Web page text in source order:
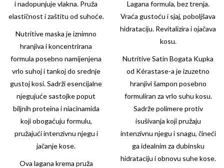
i nadopunjuje vlakna. Pruža
elastičnost i zaštitu od suhoće.
Nutritive maska je iznimno
hranjiva i koncentrirana
formula posebno namijenjena
vrlo suhoj i tankoj do srednje
gustoj kosi. Sadrži esencijalne
njegujuće sastojke poput
biljnih proteina i niacinamida
koji obogaćuju formulu,
pružajući intenzivnu njegu i
jačanje kose.
Ova lagana krema pruža
Lagana formula, bez trenja.
Vraća gustoću i sjaj, poboljšava
hidrataciju. Revitalizira i ojačava
kosu.
Nutritive Satin Bogata Kupka
od Kérastase-a je izuzetno
hranjivi šampon posebno
formuliran za vrlo suhu kosu.
Sadrže polimere protiv
isušivanja koji pružaju
intenzivnu njegu i snagu, čineći
ga idealnim za dubinsku
hidrataciju i obnovu suhe kose.